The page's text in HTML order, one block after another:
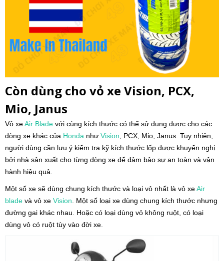
Còn dùng cho vỏ xe Vision, PCX,
Mio, Janus
Vỏ xeAir Blade với cùng kích thước có thể sử dụng được cho các
dòng xe khác của Honda như Vision, PCX, Mio, Janus. Tuy nhiên,
người dùng cần lưu ý kiểm tra kỹ kích thước lốp được khuyến nghị
bởi nhà sản xuất cho từng dòng xe để đảm bảo sự an toàn và vận
hành hiệu quả.
Một số xe sẽ dùng chung kích thước và loại vỏ nhất là vỏ xeAir
blade và vỏ xe Vision. Một số loại xe dùng chung kích thước nhưng
đường gai khác nhau. Hoặc có loại dùng vỏ không ruột, có loại
dùng vỏ có ruột tùy vào đời xe.